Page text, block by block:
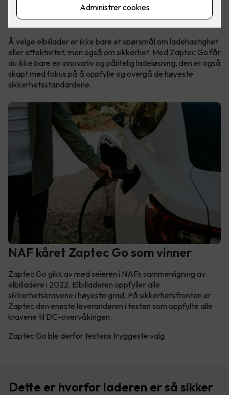
Behovet for trygge elbilladere øker
Å velge elbillader er ikke bare et spørsmål om ladehastighet
eller effektivitet, men også om sikkerhet. Med Zaptec Go får
du ikke bare en innovativ og pålitelig ladeløsning, den er også
skapt med fokus på å oppfylle og overgå de høyeste
sikkerhetsstandardene.
NAF kåret Zaptec Go som vinner
Zaptec Go gikk av med seieren i NAFs sammenligning av
elbilladere i 2022. Elbilladeren oppfyller alle
sikkerhetskravene i høyeste grad. På sikkerhetsfronten er
Zaptec den eneste leverandøren i testen som oppfylte alle
kravene til DC-overvåkingen.
Zaptec Go ble derfor testens tryggeste valg.
Dette er hvorfor laderen er så sikker